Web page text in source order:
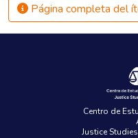
Página completa del
Centro de
Justice